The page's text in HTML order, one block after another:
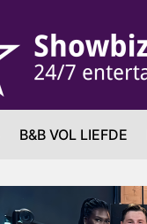
B&B VOL LIEFDE